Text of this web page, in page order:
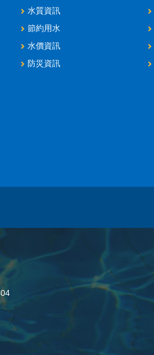
水質資訊
節約用水
水價資訊
防災資訊